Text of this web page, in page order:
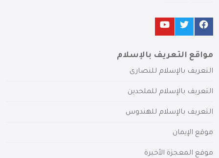
مواقع التعريف بالإسلام
التعريف بالإسلام للنصارى
التعريف بالإسلام للملحدين
التعريف بالإسلام للهندوس
موقع الإيمان
موقع المعجزة الأخيرة